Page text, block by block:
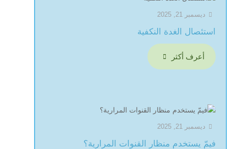
 ديسمبر 21, 2025
استئصال الغدة النكفية
أعرف أكثر 
 ديسمبر 21, 2025
فيمّ يستخدم منظار القنوات المرارية؟